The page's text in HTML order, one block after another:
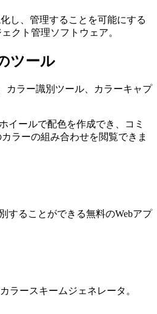
し、管理することを可能にする
クト管理ソフトウェア。
ツール
カラー識別ツール、カラーキャプ
イールで配色を作成でき、コミ
ラーの組み合わせを閲覧できま
することができる無料のWebアプ
ラースキームジェネレータ。